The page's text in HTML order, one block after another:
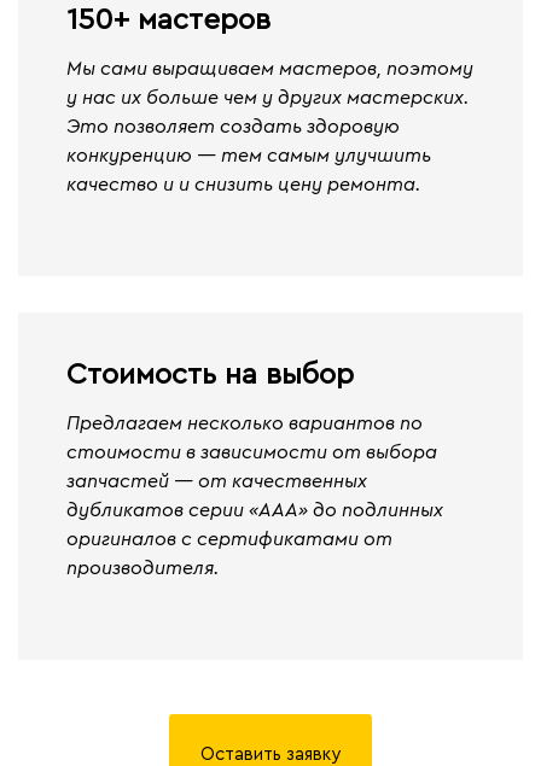
150+ мастеров
Мы сами выращиваем мастеров, поэтому
у нас их больше чем у других мастерских.
Это позволяет создать здоровую
конкуренцию — тем самым улучшить
качество и и снизить цену ремонта.
Стоимость на выбор
Предлагаем несколько вариантов по
стоимости в зависимости от выбора
запчастей — от качественных
дубликатов серии «ААА» до подлинных
оригиналов с сертификатами от
производителя.
Оставить заявку